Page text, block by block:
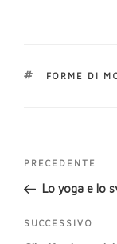
TAG
FORME DI
Articolo
precedente:
PRECEDENTE
Lo yoga e lo
Articolo
SUCCESSIVO